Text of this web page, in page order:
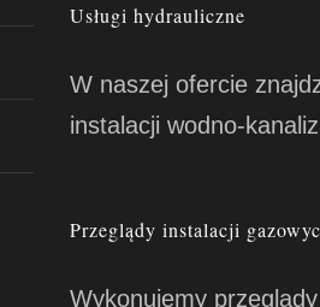
Usługi hydrauliczne
W naszej ofercie
instalacji wodno-
Przeglądy instalacji
Wykonujemy